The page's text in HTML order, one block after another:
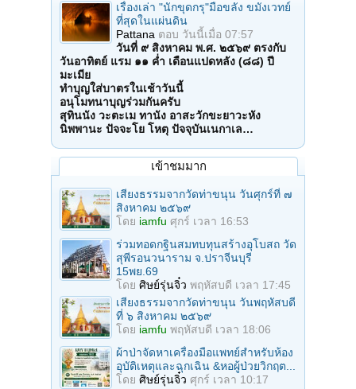
ขอสิ่งที่ข้าพเจ้าอธิษฐาน จงศักดิ์สิทธิ์ สำเร็จเป็นจริงโดยฉับพลันทันใจทุก
ประการ
อิมัง สัจจะวานัง อธิษฐามิ พุทธัง อธิษฐามิ ธัมมัง อธิษฐามิ สังฆัง อธิษฐามิ​
ข้าพเจ้าขออธิษฐาน ผู้ที่เกี่ยวข้องกับตัวข้าพเจ้า ตั้งแต่อดีตชาติจนถึง
ปัจจุบันชาติ ผู้ที่เกี่ยวพันกับหลวงปู่ดู่ ตั้งแต่อดีตชาติจนถึงปัจจุบันชาติ ผู้ที่
เคยอธิษฐานจิตที่ถ้ำนะ รวมถึง ผู้มีพระคุณและเทวดาประจำตัวข้าพเจ้า เจ้า
กรรมนายเวรผู้ที่เคยอธิษฐานช่วย ชาติ ศาสนา ราชบัลลังก์ หมู่คณะ สัตว์
และมนุษย์ ผู้ที่ปรารถนาโพธิญาณ ขอบารมีหลวงปู่ดู่ พรหมปัญโญ จงจุด
ประกายทั่วทั้ง ๓ โลกธาตุ แผ่บุญส่งวิญญานทั่วทั้ง 3 แดนโลกธาตุ ให้เหล่า
เทพพรหมโอปาติกะทั้งหลายจงรับ
ขอบารมีหลวงปู่ช่วยน้อมนำให้เขาเหล่านั้นเข้ามาร่วมกัน เพื่อช่วยกัน
อธิษฐานช่วยชาติ ศาสนา และราชบัลลังก์ รวมถึงหมู่คณะด้วยเทอญ
เชิญพระเข้าตัว แผ่บุญปรับภพภูมิส่งวิญญาน
สัพเพพุทธา สัพเพธัมมา สัพเพสังฆา พะลัปปัตตา ปัจเจกานัญ จะยังพลัง
อรหันตานัญ จะ เตเชนะรักขัง พันธามิ สัพพะโส (5 จบ)
พุทธัง อธิษฐามิ ธัมมัง อธิษฐามิ สังฆัง อธิษฐามิ (ให้อธิฐานจิตแผ่)
ต่อจากนั้นอธิษฐานแผ่เรื่องส่วนตัวเพื่อประโยชน์ได้
ตั้งจิตอธิษฐานขอสติปัญญา และให้คิดทำสิ่งใดให้สำเร็จทุกประการทั้งทาง
โลกและทางธรรม
(อธิษฐานเฉพาะเรื่อง.....อธิษฐานเรื่องที่เราต้องการอธิษฐานเป็นพิเศษ)
ขอสิ่งที่ข้าพเจ้าอธิษฐาน จงศักดิ์สิทธิ์ สำเร็จเป็นจริง โดยฉับพลันทันใจทุก
ประการ
อิมัง สัจจะวานัง อธิษฐามิ พุทธัง อธิษฐามิ ธัมมัง อธิษฐามิ สังฆัง อธิษฐามิ
สัพเพพุทธา สัพเพธัมมา สัพเพสังฆา พะลัปปัตตา ปัจเจกานัญ จะยังพลัง
อรหันตานัญ จะ เตเชนะรักขัง พันธามิ สัพพะโส (3 จบ)
พุทธัง อธิษฐามิ ธัมมัง อธิษฐามิ สังฆัง อธิษฐามิ (ให้อธิฐานจิต)​
เรื่องเล่า "นักขุดกรุ"มือขลัง ขมังเวทย์
ที่สุดในแผ่นดิน
Pattana ตอบ วันนี้เมื่อ 07:57
วันที่ ๙ สิงหาคม พ.ศ. ๒๕๖๙ ตรงกับ
วันอาทิตย์ แรม ๑๑ ค่ำ เดือนแปดหลัง (๘๘) ปี
มะเมีย
ทำบุญใส่บาตรในเช้าวันนี้
อนุโมทนาบุญร่วมกันครับ
สุทินนัง วะตะเม ทานัง อาสะวักขะยาวะหัง
นิพพานะ ปัจจะโย โหตุ ปัจจุบันเนกาเล…
เข้าชมมาก
เสียงธรรมจากวัดท่าขนุน วันศุกร์ที่ ๗
สิงหาคม ๒๕๖๙
โดย iamfu ศุกร์ เวลา 16:53
ร่วมทอดกฐินสมทบทุนสร้างอุโบสถ วัด
สุพีรอนวนาราม จ.ปราจีนบุรี
15พย.69
โดย ศิษย์รุ่นจิ๋ว พฤหัสบดี เวลา 17:45
เสียงธรรมจากวัดท่าขนุน วันพฤหัสบดี
ที่ ๖ สิงหาคม ๒๕๖๙
โดย iamfu พฤหัสบดี เวลา 18:06
ผ้าป่าจัดหาเครื่องมือแพทย์สำหรับห้อง
อุบัติเหตุและฉุกเฉิน &หอผู้ป่วยวิกฤต...
โดย ศิษย์รุ่นจิ๋ว ศุกร์ เวลา 10:17